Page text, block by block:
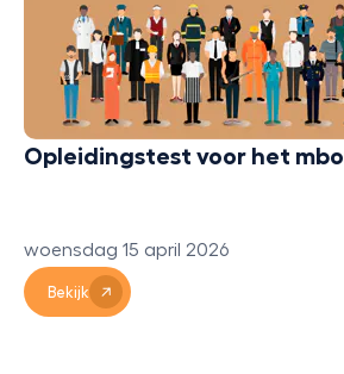
Opleidingstest voor het mbo
woensdag 15 april 2026
Bekijk